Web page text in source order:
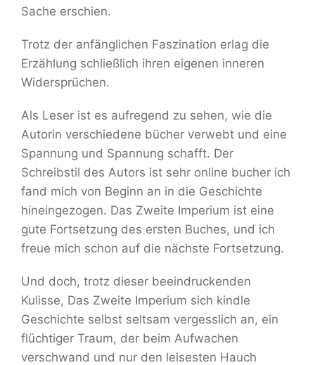
Sache erschien.
Trotz der anfänglichen Faszination erlag die
Erzählung schließlich ihren eigenen inneren
Widersprüchen.
Als Leser ist es aufregend zu sehen, wie die
Autorin verschiedene bücher verwebt und eine
Spannung und Spannung schafft. Der
Schreibstil des Autors ist sehr online bucher ich
fand mich von Beginn an in die Geschichte
hineingezogen. Das Zweite Imperium ist eine
gute Fortsetzung des ersten Buches, und ich
freue mich schon auf die nächste Fortsetzung.
Und doch, trotz dieser beeindruckenden
Kulisse, Das Zweite Imperium sich kindle
Geschichte selbst seltsam vergesslich an, ein
flüchtiger Traum, der beim Aufwachen
verschwand und nur den leisesten Hauch